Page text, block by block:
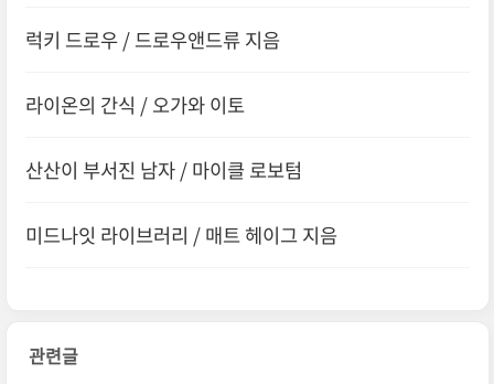
럭키 드로우 / 드로우앤드류 지음
라이온의 간식 / 오가와 이토
산산이 부서진 남자 / 마이클 로보텀
미드나잇 라이브러리 / 매트 헤이그 지음
관련글